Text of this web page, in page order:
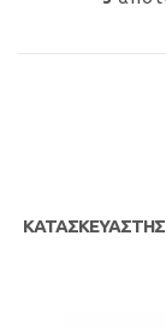
ΚΑΤΑΣΚΕΥΑΣΤΗΣ